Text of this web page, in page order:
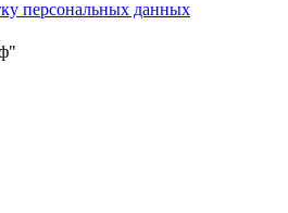
персональных данных